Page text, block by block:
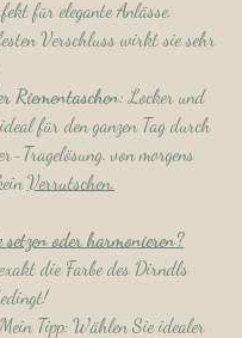
für elegante Anlässe.
Verschluss wirkt sie sehr
Riementaschen: Locker und
für den ganzen Tag durch
Tragelösung. von morgens
Verrutschen.
oder harmonieren?
die Farbe des Dirndls
Mein Tipp: Wählen Sie idealer